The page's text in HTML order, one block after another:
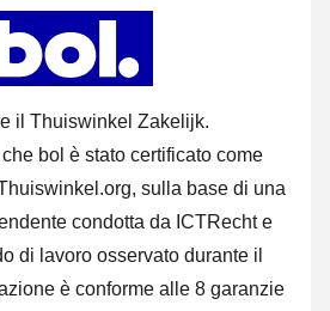
il Thuiswinkel Zakelijk.
bol è stato certificato come
sulla base di una
condotta da ICTRecht e
di lavoro osservato durante il
è conforme alle 8 garanzie